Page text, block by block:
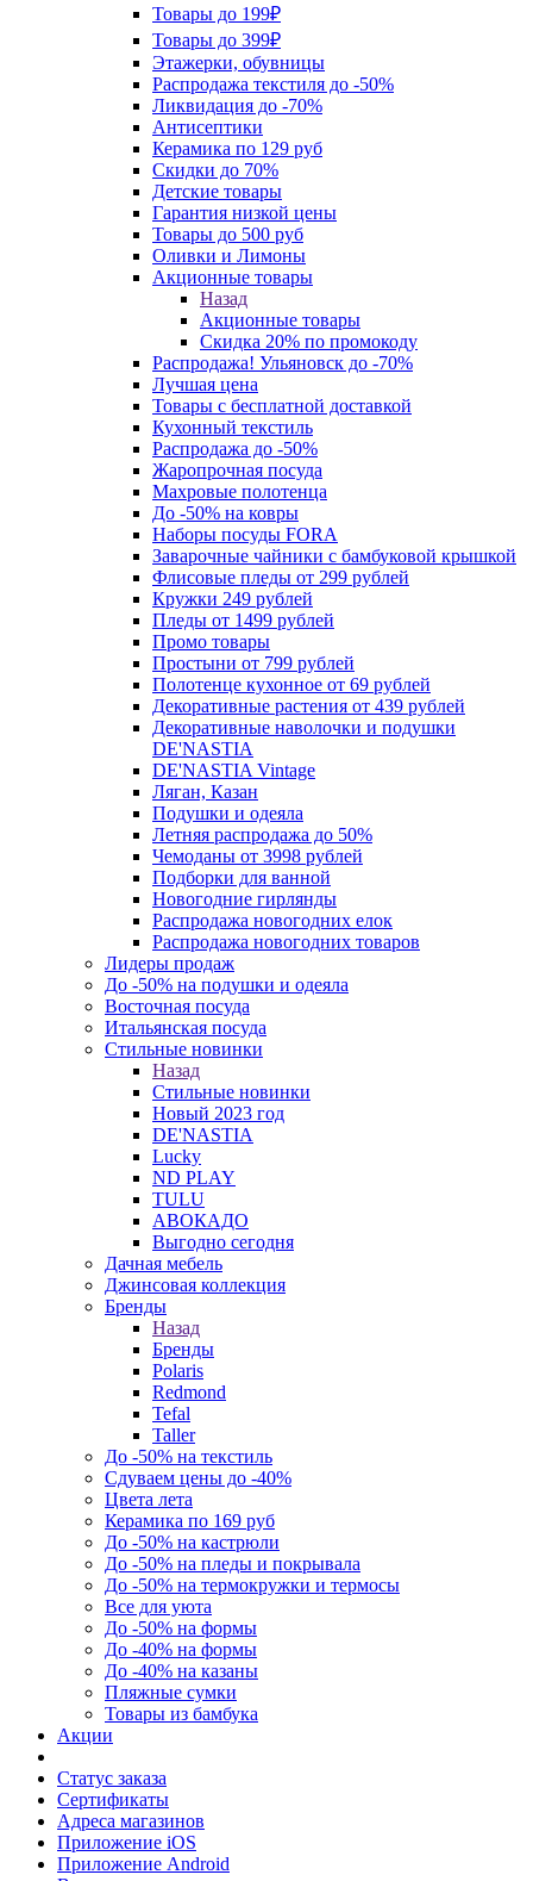
Товары до 199₽
Товары до 399₽
Этажерки, обувницы
Распродажа текстиля до -50%
Ликвидация до -70%
Антисептики
Керамика по 129 руб
Скидки до 70%
Детские товары
Гарантия низкой цены
Товары до 500 руб
Оливки и Лимоны
Акционные товары
Назад
Акционные товары
Скидка 20% по промокоду
Распродажа! Ульяновск до -70%
Лучшая цена
Товары с бесплатной доставкой
Кухонный текстиль
Распродажа до -50%
Жаропрочная посуда
Махровые полотенца
До -50% на ковры
Наборы посуды FORA
Заварочные чайники с бамбуковой крышкой
Флисовые пледы от 299 рублей
Кружки 249 рублей
Пледы от 1499 рублей
Промо товары
Простыни от 799 рублей
Полотенце кухонное от 69 рублей
Декоративные растения от 439 рублей
Декоративные наволочки и подушки
DE'NASTIA
DE'NASTIA Vintage
Ляган, Казан
Подушки и одеяла
Летняя распродажа до 50%
Чемоданы от 3998 рублей
Подборки для ванной
Новогодние гирлянды
Распродажа новогодних елок
Распродажа новогодних товаров
Лидеры продаж
До -50% на подушки и одеяла
Восточная посуда
Итальянская посуда
Стильные новинки
Назад
Стильные новинки
Новый 2023 год
DE'NASTIA
Lucky
ND PLAY
TULU
АВОКАДО
Выгодно сегодня
Дачная мебель
Джинсовая коллекция
Бренды
Назад
Бренды
Polaris
Redmond
Tefal
Taller
До -50% на текстиль
Сдуваем цены до -40%
Цвета лета
Керамика по 169 руб
До -50% на кастрюли
До -50% на пледы и покрывала
До -50% на термокружки и термосы
Все для уюта
До -50% на формы
До -40% на формы
До -40% на казаны
Пляжные сумки
Товары из бамбука
Акции
Статус заказа
Сертификаты
Адреса магазинов
Приложение iOS
Приложение Android